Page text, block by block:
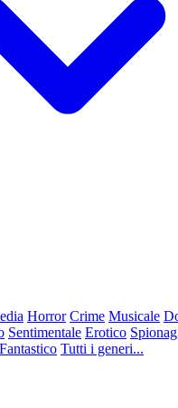
Horror Crime Musicale
Sentimentale Erotico
Fantastico Tutti i generi...